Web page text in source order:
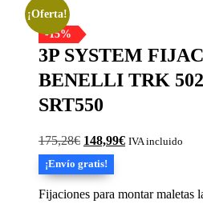
¡Oferta!
-15%
3P SYSTEM
BENELLI TRK
SRT550
175,28€ El
precio
original
era:
175,28€.
148,99€El
148,99€.
IVA incluido
¡Envío gratis!
Fijaciones para montar maletas